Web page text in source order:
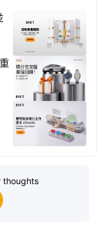
thoughts